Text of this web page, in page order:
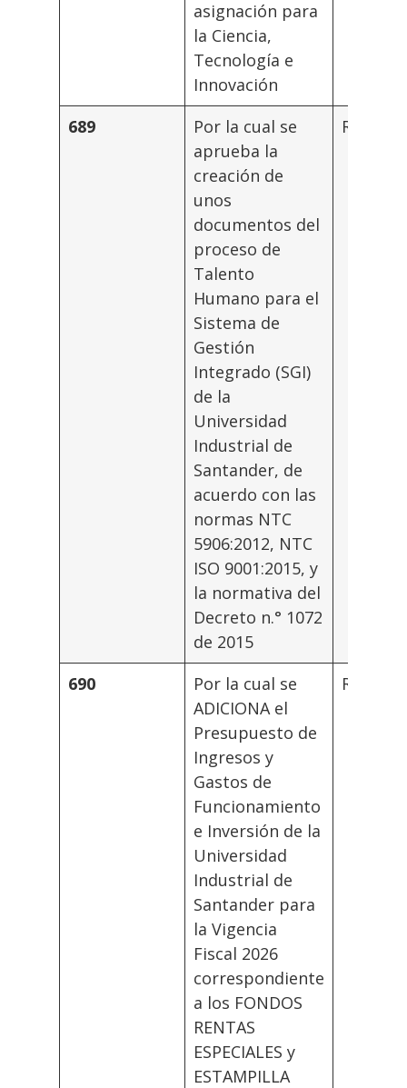
asignación para
la Ciencia,
Tecnología e
Innovación
689
Por la cual se
aprueba la
creación de
unos
documentos del
proceso de
Talento
Humano para el
Sistema de
Gestión
Integrado (SGI)
de la
Universidad
Industrial de
Santander, de
acuerdo con las
normas NTC
5906:2012, NTC
ISO 9001:2015, y
la normativa del
Decreto n.° 1072
de 2015
Rector
690
Por la cual se
ADICIONA el
Presupuesto de
Ingresos y
Gastos de
Funcionamiento
e Inversión de la
Universidad
Industrial de
Santander para
la Vigencia
Fiscal 2026
correspondiente
a los FONDOS
RENTAS
ESPECIALES y
ESTAMPILLA
Rector